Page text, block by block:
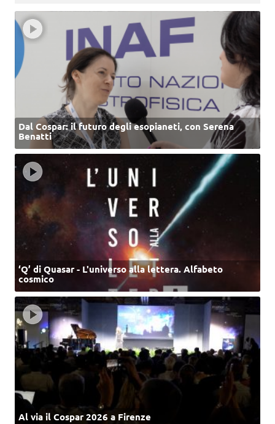
Dal Cospar: il futuro degli esopianeti, con Serena
Benatti
‘Q’ di Quasar - L'universo alla lettera. Alfabeto
cosmico
Al via il Cospar 2026 a Firenze